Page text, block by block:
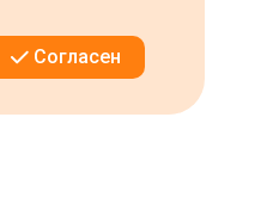
Согласен